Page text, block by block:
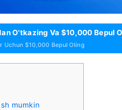
O'tkazing Va $10,000 Bepul
Uchun $10,000 Bepul Oling
mumkin